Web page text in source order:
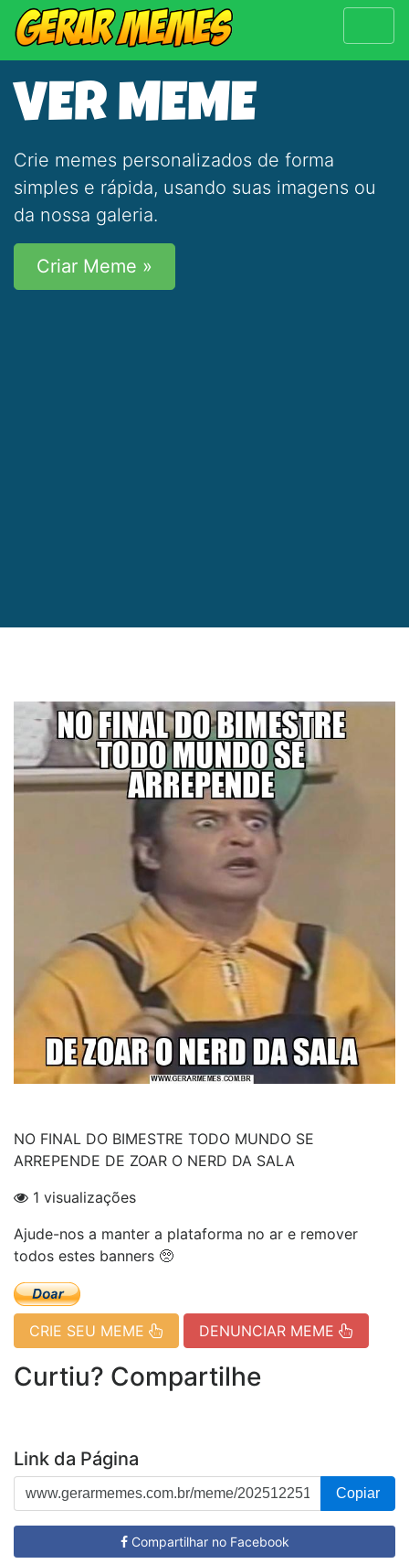
VER MEME
Crie memes personalizados de forma
simples e rápida, usando suas imagens ou
da nossa galeria.
Criar Meme »
NO FINAL DO BIMESTRE TODO MUNDO SE
ARREPENDE DE ZOAR O NERD DA SALA
1 visualizações
Ajude-nos a manter a plataforma no ar e remover
todos estes banners 🥺
CRIE SEU MEME DENUNCIAR MEME
Curtiu? Compartilhe
Link da Página
Copiar
Compartilhar no Facebook